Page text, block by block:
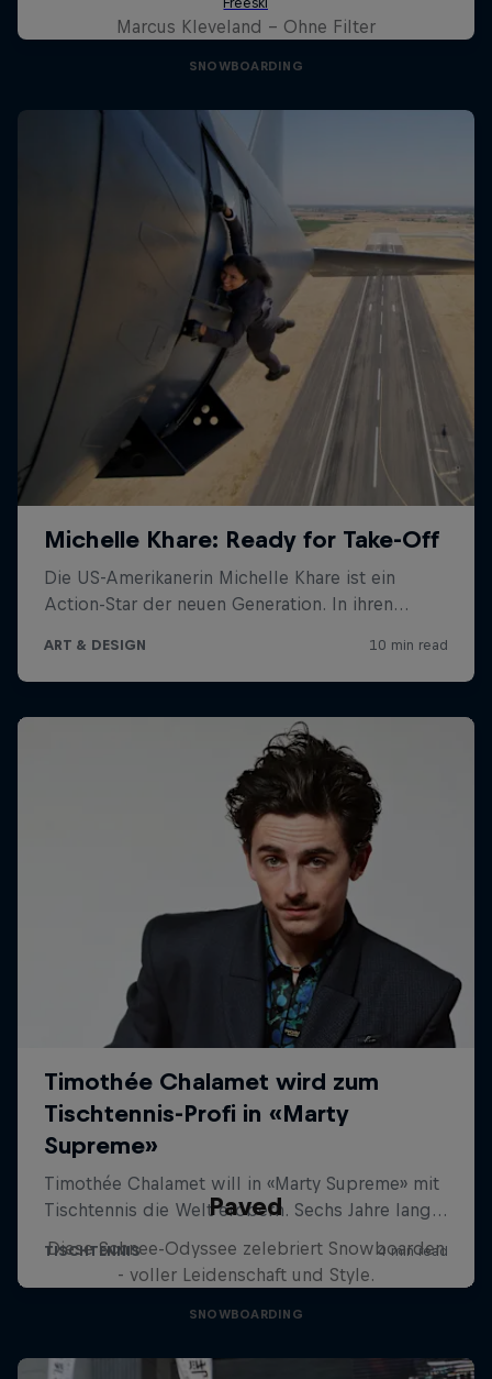
Marcus Kleveland - Ohne Filter
SNOWBOARDING
Paved
Diese Schnee-Odyssee zelebriert Snowboarden
- voller Leidenschaft und Style.
SNOWBOARDING